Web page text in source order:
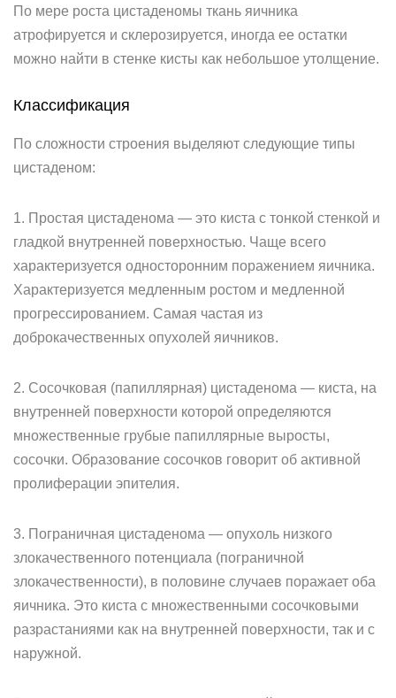
По мере роста цистаденомы ткань яичника
атрофируется и склерозируется, иногда ее остатки
можно найти в стенке кисты как небольшое утолщение.
Классификация
По сложности строения выделяют следующие типы
цистаденом:
1. Простая цистаденома — это киста с тонкой стенкой и
гладкой внутренней поверхностью. Чаще всего
характеризуется односторонним поражением яичника.
Характеризуется медленным ростом и медленной
прогрессированием. Самая частая из
доброкачественных опухолей яичников.
2. Сосочковая (папиллярная) цистаденома — киста, на
внутренней поверхности которой определяются
множественные грубые папиллярные выросты,
сосочки. Образование сосочков говорит об активной
пролиферации эпителия.
3. Пограничная цистаденома — опухоль низкого
злокачественного потенциала (пограничной
злокачественности), в половине случаев поражает оба
яичника. Это киста с множественными сосочковыми
разрастаниями как на внутренней поверхности, так и с
наружной.